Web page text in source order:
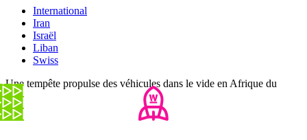
International
Iran
Israël
Liban
Swiss
Une tempête propulse des véhicules dans le vide en Afrique du
Sud